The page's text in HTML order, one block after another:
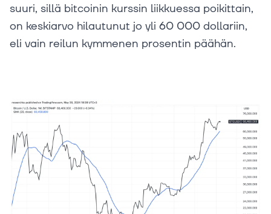
suuri, sillä bitcoinin kurssin liikkuessa poikittain,
on keskiarvo hilautunut jo yli 60 000 dollariin,
eli vain reilun kymmenen prosentin päähän.